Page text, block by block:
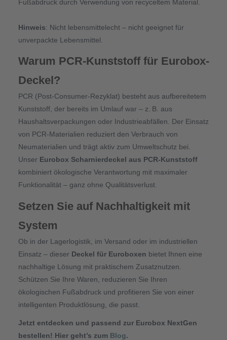
Fußabdruck durch Verwendung von recyceltem Material.
Hinweis: Nicht lebensmittelecht – nicht geeignet für
unverpackte Lebensmittel.
Warum PCR-Kunststoff für Eurobox-
Deckel?
PCR (Post-Consumer-Rezyklat) besteht aus aufbereitetem
Kunststoff, der bereits im Umlauf war – z. B. aus
Haushaltsverpackungen oder Industrieabfällen. Der Einsatz
von PCR-Materialien reduziert den Verbrauch von
Neumaterialien und trägt aktiv zum Umweltschutz bei.
Unser Eurobox Scharnierdeckel aus PCR-Kunststoff
kombiniert ökologische Verantwortung mit maximaler
Funktionalität – ganz ohne Qualitätsverlust.
Setzen Sie auf Nachhaltigkeit mit
System
Ob in der Lagerlogistik, im Versand oder im industriellen
Einsatz – dieser Deckel für Euroboxen bietet Ihnen eine
nachhaltige Lösung mit praktischem Zusatznutzen.
Schützen Sie Ihre Waren, reduzieren Sie Ihren
ökologischen Fußabdruck und profitieren Sie von einer
intelligenten Produktlösung, die passt.
Jetzt entdecken und passend zur Eurobox NextGen
bestellen! Hier geht’s zum Blog.